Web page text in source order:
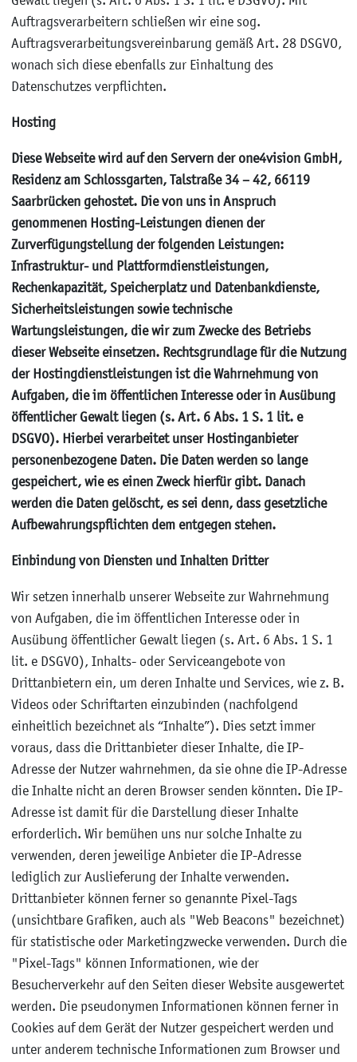
Auftragsverarbeitern schließen wir eine sog.
Auftragsverarbeitungsvereinbarung gemäß Art. 28 DSGVO,
wonach sich diese ebenfalls zur Einhaltung des
Datenschutzes verpflichten.
Hosting
Diese Webseite wird auf den Servern der one4vision GmbH,
Residenz am Schlossgarten, Talstraße 34 – 42, 66119
Saarbrücken gehostet. Die von uns in Anspruch
genommenen Hosting-Leistungen dienen der
Zurverfügungstellung der folgenden Leistungen:
Infrastruktur- und Plattformdienstleistungen,
Rechenkapazität, Speicherplatz und Datenbankdienste,
Sicherheitsleistungen sowie technische
Wartungsleistungen, die wir zum Zwecke des Betriebs
dieser Webseite einsetzen. Rechtsgrundlage für die Nutzung
der Hostingdienstleistungen ist die Wahrnehmung von
Aufgaben, die im öffentlichen Interesse oder in Ausübung
öffentlicher Gewalt liegen (s. Art. 6 Abs. 1 S. 1 lit. e
DSGVO). Hierbei verarbeitet unser Hostinganbieter
personenbezogene Daten. Die Daten werden so lange
gespeichert, wie es einen Zweck hierfür gibt. Danach
werden die Daten gelöscht, es sei denn, dass gesetzliche
Aufbewahrungspflichten dem entgegen stehen.
Einbindung von Diensten und Inhalten Dritter
Wir setzen innerhalb unserer Webseite zur Wahrnehmung
von Aufgaben, die im öffentlichen Interesse oder in
Ausübung öffentlicher Gewalt liegen (s. Art. 6 Abs. 1 S. 1
lit. e DSGVO), Inhalts- oder Serviceangebote von
Drittanbietern ein, um deren Inhalte und Services, wie z. B.
Videos oder Schriftarten einzubinden (nachfolgend
einheitlich bezeichnet als “Inhalte”). Dies setzt immer
voraus, dass die Drittanbieter dieser Inhalte, die IP-
Adresse der Nutzer wahrnehmen, da sie ohne die IP-Adresse
die Inhalte nicht an deren Browser senden könnten. Die IP-
Adresse ist damit für die Darstellung dieser Inhalte
erforderlich. Wir bemühen uns nur solche Inhalte zu
verwenden, deren jeweilige Anbieter die IP-Adresse
lediglich zur Auslieferung der Inhalte verwenden.
Drittanbieter können ferner so genannte Pixel-Tags
(unsichtbare Grafiken, auch als "Web Beacons" bezeichnet)
für statistische oder Marketingzwecke verwenden. Durch die
"Pixel-Tags" können Informationen, wie der
Besucherverkehr auf den Seiten dieser Website ausgewertet
werden. Die pseudonymen Informationen können ferner in
Cookies auf dem Gerät der Nutzer gespeichert werden und
unter anderem technische Informationen zum Browser und